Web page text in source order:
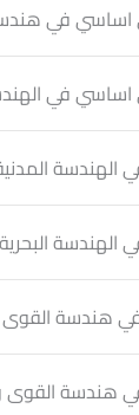
في
في
الهندسة
الهندسة
هندسة القوى
هندسة القوى